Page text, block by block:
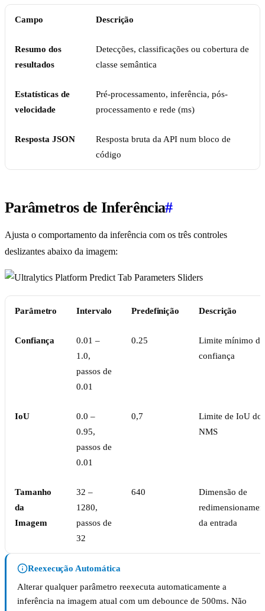
Campo Descrição
Resumo dos
resultados
Detecções, classificações ou cobertura de
classe semântica
Estatísticas de
velocidade
Pré-processamento, inferência, pós-
processamento e rede (ms)
Resposta JSON
Resposta bruta da API num bloco de
código
Parâmetros de Inferência#
Ajusta o comportamento da inferência com os três controles
deslizantes abaixo da imagem:
Parâmetro Intervalo Predefinição Descrição
Confiança
0.01 –
1.0,
passos de
0.01
0.25
Limite mínimo de
confiança
IoU
0.0 –
0.95,
passos de
0.01
0,7
Limite de IoU do
NMS
Tamanho
da
Imagem
32 –
1280,
passos de
32
640
Dimensão de
da entrada
Reexecução Automática
Alterar qualquer parâmetro reexecuta automaticamente a
inferência na imagem atual com um debounce de 500ms. Não